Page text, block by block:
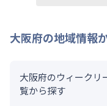
大阪府の地域情報
大阪府のウィークリ
覧から探す